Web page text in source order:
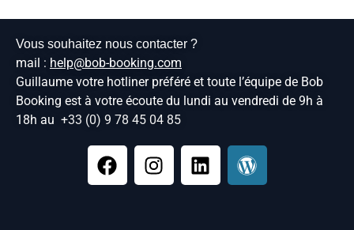
Vous souhaitez nous contacter ?
mail : help@bob-booking.com
Guillaume votre hotliner préféré et toute l’équipe de Bob
Booking est à votre écoute du lundi au vendredi de 9h à
18h au +33 (0) 9 78 45 04 85